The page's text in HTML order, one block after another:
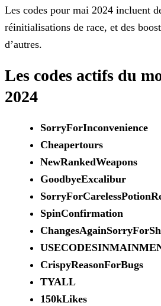
Les codes pour mai 2024 incluent
réinitialisations de race, et des
d’autres.
Les codes actifs du
2024
SorryForInconvenience
Cheapertours
NewRankedWeapons
GoodbyeExcalibur
SpinConfirmation
CrispyReasonForBugs
TYALL
150kLikes